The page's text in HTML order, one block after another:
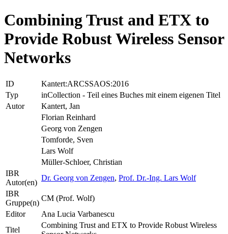
Combining Trust and ETX to
Provide Robust Wireless Sensor
Networks
ID
Kantert:ARCSSAOS:2016
Typ
inCollection - Teil eines Buches mit einem eigenen Titel
Autor
Kantert, Jan
Florian Reinhard
Georg von Zengen
Tomforde, Sven
Lars Wolf
Müller-Schloer, Christian
IBR
Autor(en)
Dr. Georg von Zengen, Prof. Dr.-Ing. Lars Wolf
IBR
Gruppe(n)
CM (Prof. Wolf)
Editor
Ana Lucia Varbanescu
Titel
Combining Trust and ETX to Provide Robust Wireless